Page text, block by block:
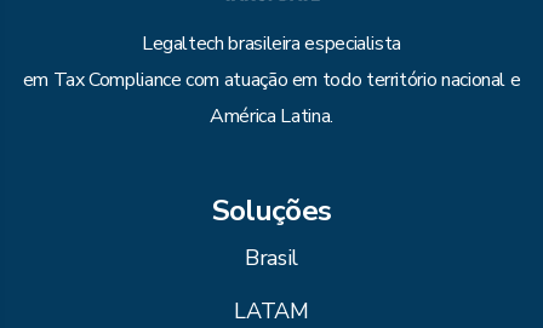
Legaltech brasileira especialista
em Tax Compliance com atuação em todo território nacional e
América Latina.
Soluções
Brasil
LATAM